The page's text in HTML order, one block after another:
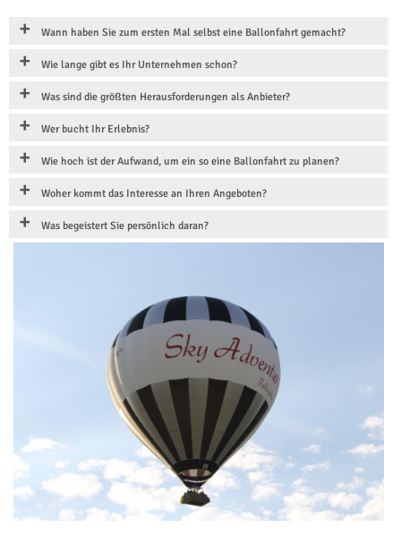
Wann haben Sie zum ersten Mal selbst eine Ballonfahrt gemacht?
Wie lange gibt es Ihr Unternehmen schon?
Was sind die größten Herausforderungen als Anbieter?
Wer bucht Ihr Erlebnis?
Wie hoch ist der Aufwand, um ein so eine Ballonfahrt zu planen?
Woher kommt das Interesse an Ihren Angeboten?
Was begeistert Sie persönlich daran?